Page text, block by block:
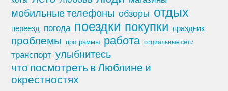
мобильные телефоны обзоры отдых
переезд погода поездки покупки праздник
проблемы программы работа социальные сети
транспорт улыбнитесь
что посмотреть в Люблине и
окрестностях